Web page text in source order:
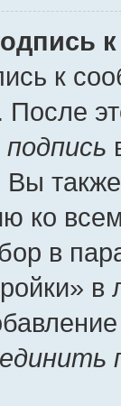
к
После
ко
в